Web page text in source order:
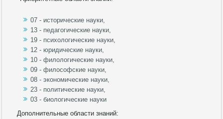
07 - исторические науки,
13 - педагогические науки,
19 - психологические науки,
12 - юридические науки,
10 - филологические науки,
09 - философские науки,
08 - экономические науки,
23 - политические науки,
03 - биологические науки
Дополнительные области знаний: